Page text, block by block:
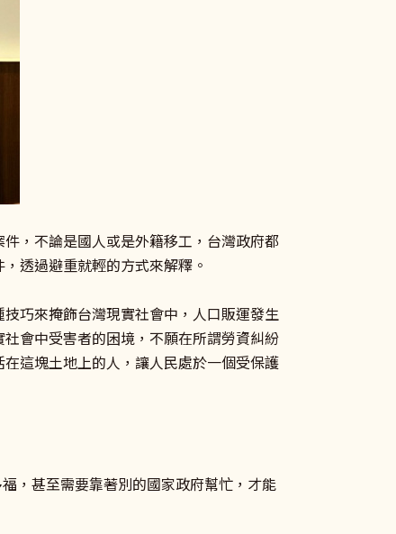
，不論是國人或是外籍移工，台灣政府都
透過避重就輕的方式來解釋。
巧來掩飾台灣現實社會中，人口販運發生
會中受害者的困境，不願在所謂勞資糾紛
這塊土地上的人，讓人民處於一個受保護
，甚至需要靠著別的國家政府幫忙，才能